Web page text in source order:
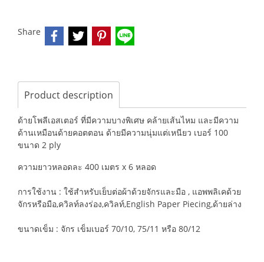
Share
Product description
ด้ายโพลีเอสเตอร์ ที่มีความบางพิเศษ คล้ายเส้นไหม และมีความ
ด้านเหมือนด้ายคอตตอน ด้ายมีความนุ่มแต่เหนียว เบอร์ 100
ขนาด 2 ply
ความยาวหลอดละ 400 เมตร x 6 หลอด
การใช้งาน : ใช้สำหรับเย็บต่อผ้าด้วยจักรและมือ , แอพพลิเคด้วย
จักรหรือมือ,ควิลท์ลงร่อง,ควิลท์,English Paper Piecing,ด้ายล่าง
ขนาดเข็ม : จักร เข็มเบอร์ 70/10, 75/11 หรือ 80/12